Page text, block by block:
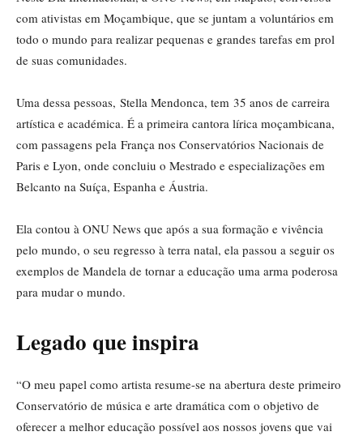
com ativistas em Moçambique, que se juntam a voluntários em
todo o mundo para realizar pequenas e grandes tarefas em prol
de suas comunidades.
Uma dessa pessoas, Stella Mendonca, tem 35 anos de carreira
artística e académica. É a primeira cantora lírica moçambicana,
com passagens pela França nos Conservatórios Nacionais de
Paris e Lyon, onde concluiu o Mestrado e especializações em
Belcanto na Suíça, Espanha e Áustria.
Ela contou à ONU News que após a sua formação e vivência
pelo mundo, o seu regresso à terra natal, ela passou a seguir os
exemplos de Mandela de tornar a educação uma arma poderosa
para mudar o mundo.
Legado que inspira
“O meu papel como artista resume-se na abertura deste primeiro
Conservatório de música e arte dramática com o objetivo de
oferecer a melhor educação possível aos nossos jovens que vai